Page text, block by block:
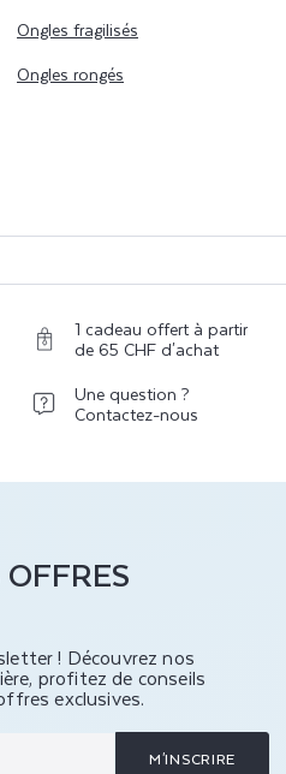
Ongles fragilisés
Ongles rongés
1 cadeau offert à partir
de 65 CHF d'achat
Une question ?
Contactez-nous
OFFRES
! Découvrez nos
profitez de conseils
exclusives.
M'INSCRIRE